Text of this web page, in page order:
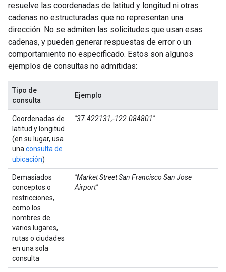
resuelve las coordenadas de latitud y longitud ni otras
cadenas no estructuradas que no representan una
dirección. No se admiten las solicitudes que usan esas
cadenas, y pueden generar respuestas de error o un
comportamiento no especificado. Estos son algunos
ejemplos de consultas no admitidas:
Tipo de
consulta
Ejemplo
Coordenadas de
latitud y longitud
(en su lugar, usa
una consulta de
ubicación)
"37.422131,-122.084801"
Demasiados
conceptos o
restricciones,
como los
nombres de
varios lugares,
rutas o ciudades
en una sola
consulta
"Market Street San Francisco San Jose
Airport"